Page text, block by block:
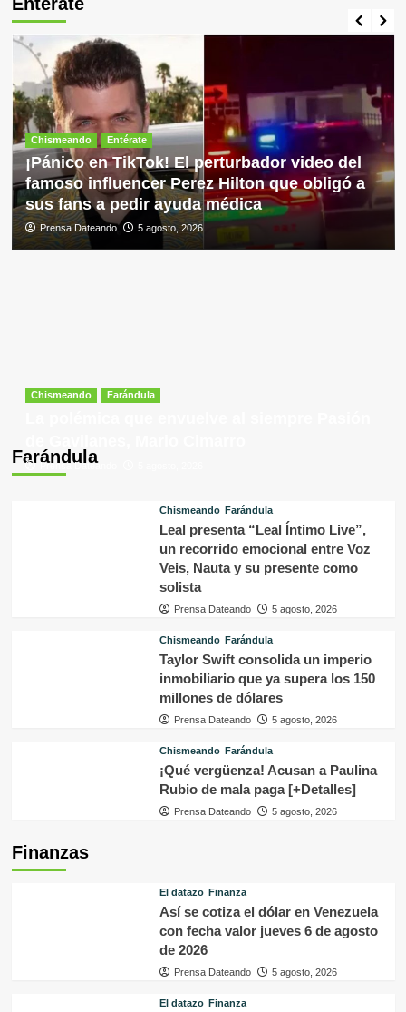
Chismeando Entérate
¡Pánico en TikTok! El perturbador video del
famoso influencer Perez Hilton que obligó a
sus fans a pedir ayuda médica
Prensa Dateando 5 agosto, 2026
Farándula
Chismeando Farándula
Prensa Dateando
Chismeando Farándula
Leal presenta “Leal Íntimo Live”,
un recorrido emocional entre Voz
Veis, Nauta y su presente como
solista
Prensa Dateando 5 agosto, 2026
Chismeando Farándula
Taylor Swift consolida un imperio
inmobiliario que ya supera los 150
millones de dólares
Prensa Dateando 5 agosto, 2026
Chismeando Farándula
¡Qué vergüenza! Acusan a Paulina
Rubio de mala paga [+Detalles]
Prensa Dateando 5 agosto, 2026
Finanzas
El datazo Finanza
Así se cotiza el dólar en Venezuela
con fecha valor jueves 6 de agosto
de 2026
Prensa Dateando 5 agosto, 2026
El datazo Finanza